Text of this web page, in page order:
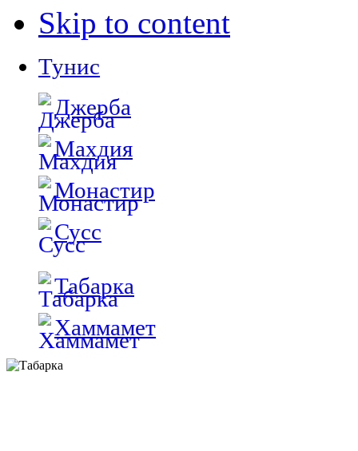
Skip to content
Тунис
Джерба
Махдия
Монастир
Сусс
Табарка
Хаммамет